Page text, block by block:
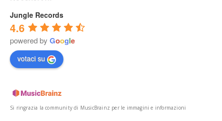
Jungle Records
4.6
powered by Google
votaci su
Si ringrazia la community di MusicBrainz per le immagini e informazioni